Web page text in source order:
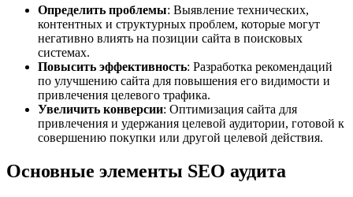
Определить проблемы: Выявление технических,
контентных и структурных проблем, которые могут
негативно влиять на позиции сайта в поисковых
системах.
Повысить эффективность: Разработка рекомендаций
по улучшению сайта для повышения его видимости и
привлечения целевого трафика.
Увеличить конверсии: Оптимизация сайта для
привлечения и удержания целевой аудитории, готовой к
совершению покупки или другой целевой действия.
Основные элементы SEO аудита